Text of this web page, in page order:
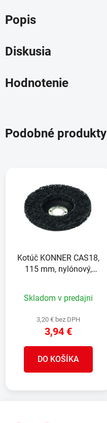
Popis
Diskusia
Hodnotenie
Podobné produkty
Kotúč KONNER CAS18,
115 mm, nylónový,
Skladom v predajni
3,20 € bez DPH
3,94 €
DO KOŠÍKA